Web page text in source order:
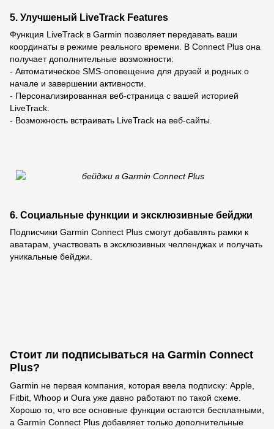
5. Улучшеный LiveTrack Features
Функция LiveTrack в Garmin позволяет передавать ваши
координаты в режиме реального времени. В Connect Plus она
получает дополнительные возможности:
- Автоматическое SMS-оповещение для друзей и родных о
начале и завершении активности.
- Персонализированная веб-страница с вашей историей
LiveTrack.
- Возможность встраивать LiveTrack на веб-сайты.
6. Социальные функции и эксклюзивные бейджи
Подписчики Garmin Connect Plus смогут добавлять рамки к
аватарам, участвовать в эксклюзивных челленджах и получать
уникальные бейджи.
Стоит ли подписываться на Garmin Connect
Plus?
Garmin не первая компания, которая ввела подписку: Apple,
Fitbit, Whoop и Oura уже давно работают по такой схеме.
Хорошо то, что все основные функции остаются бесплатными,
а Garmin Connect Plus добавляет только дополнительные